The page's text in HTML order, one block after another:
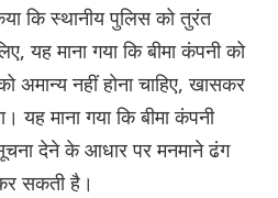
कि स्थानीय पुलिस को तुरंत
यह माना गया कि बीमा कंपनी को
अमान्य नहीं होना चाहिए, खासकर
यह माना गया कि बीमा कंपनी
सूचना देने के आधार पर मनमाने ढंग
सकती है।